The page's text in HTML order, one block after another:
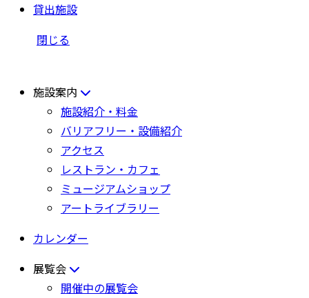
貸出施設
閉じる
施設案内
施設紹介・料金
バリアフリー・設備紹介
アクセス
レストラン・カフェ
ミュージアムショップ
アートライブラリー
カレンダー
展覧会
開催中の展覧会